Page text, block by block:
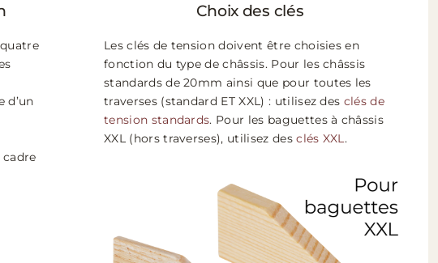
d’un
Choix des clés
Les clés de tension doivent être choisies en
fonction du type de châssis. Pour les châssis
standards de 20mm ainsi que pour toutes les
traverses (standard ET XXL) : utilisez des clés de
tension standards. Pour les baguettes à châssis
XXL (hors traverses), utilisez desclés XXL.